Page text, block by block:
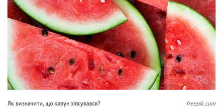
Як визначити, що кавун зіпсувався? freepik.com